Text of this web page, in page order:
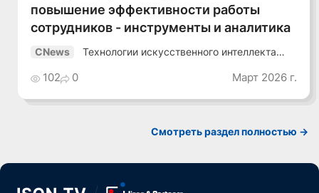
повышение эффективности работы
сотрудников - инструменты и аналитика
CNews
Технологии искусственного интеллекта
102 0 Март 2026 г.
Смотреть раздел полностью ->